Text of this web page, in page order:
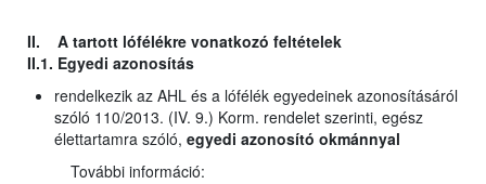
II. A tartott lófélékre vonatkozó feltételek
II.1. Egyedi azonosítás
rendelkezik az AHL és a lófélék egyedeinek azonosításáról
szóló 110/2013. (IV. 9.) Korm. rendelet szerinti, egész
élettartamra szóló, egyedi azonosító okmánnyal
További információ: